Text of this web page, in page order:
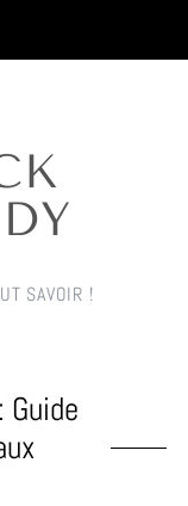
SAVOIR !